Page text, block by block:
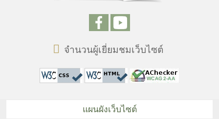
จำนวนผู้เยี่ยมชมเว็บไซต์
แผนผังเว็บไซต์